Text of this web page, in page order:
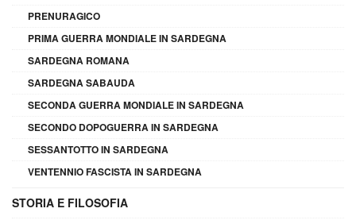
PRENURAGICO
PRIMA GUERRA MONDIALE IN SARDEGNA
SARDEGNA ROMANA
SARDEGNA SABAUDA
SECONDA GUERRA MONDIALE IN SARDEGNA
SECONDO DOPOGUERRA IN SARDEGNA
SESSANTOTTO IN SARDEGNA
VENTENNIO FASCISTA IN SARDEGNA
STORIA E FILOSOFIA